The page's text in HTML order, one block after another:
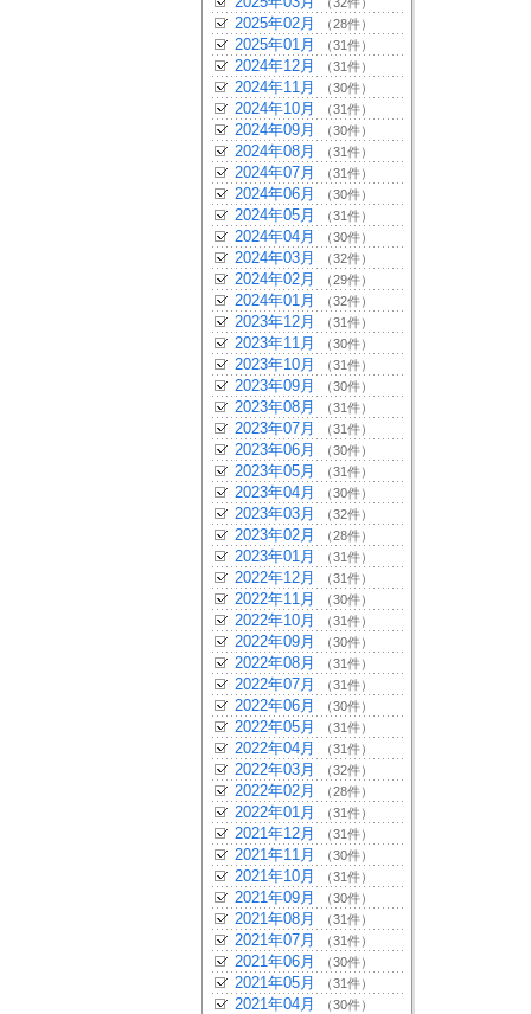
2025年02月 （28件）
2025年01月 （31件）
2024年12月 （31件）
2024年11月 （30件）
2024年10月 （31件）
2024年09月 （30件）
2024年08月 （31件）
2024年07月 （31件）
2024年06月 （30件）
2024年05月 （31件）
2024年04月 （30件）
2024年03月 （32件）
2024年02月 （29件）
2024年01月 （32件）
2023年12月 （31件）
2023年11月 （30件）
2023年10月 （31件）
2023年09月 （30件）
2023年08月 （31件）
2023年07月 （31件）
2023年06月 （30件）
2023年05月 （31件）
2023年04月 （30件）
2023年03月 （32件）
2023年02月 （28件）
2023年01月 （31件）
2022年12月 （31件）
2022年11月 （30件）
2022年10月 （31件）
2022年09月 （30件）
2022年08月 （31件）
2022年07月 （31件）
2022年06月 （30件）
2022年05月 （31件）
2022年04月 （31件）
2022年03月 （32件）
2022年02月 （28件）
2022年01月 （31件）
2021年12月 （31件）
2021年11月 （30件）
2021年10月 （31件）
2021年09月 （30件）
2021年08月 （31件）
2021年07月 （31件）
2021年06月 （30件）
2021年05月 （31件）
2021年04月 （30件）